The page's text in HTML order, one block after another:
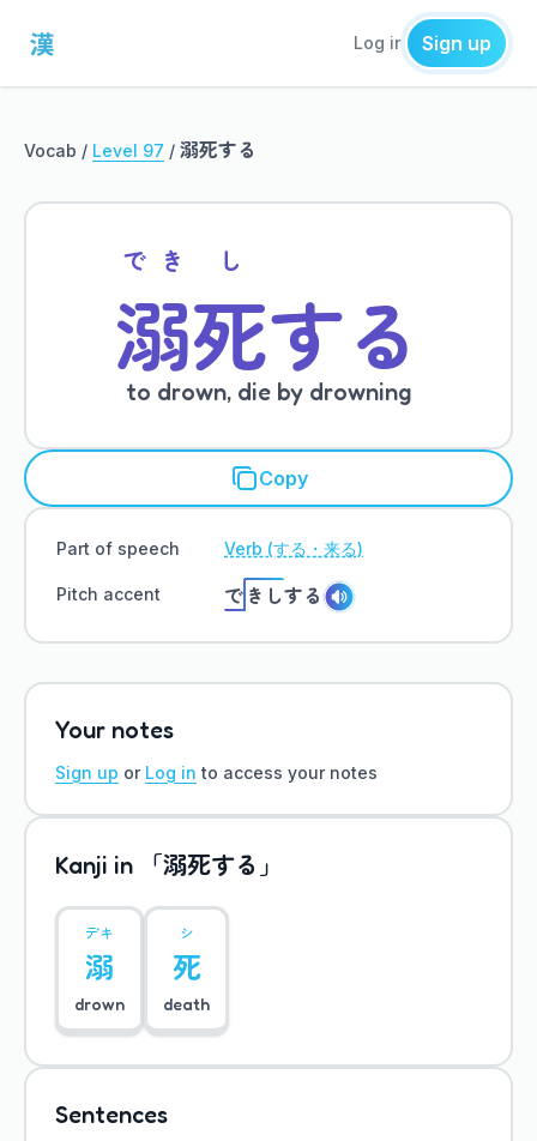
Log in Sign up
Vocab / Level 97 / 溺死する
溺
でき
死
し
する
to drown, die by drowning
Copy
Part of speech Verb (する・来る)
Pitch accent で きしする
Your notes
Sign up or Log in to access your notes
Kanji in 「溺死する」
デキ
溺
drown
シ
死
death
Sentences